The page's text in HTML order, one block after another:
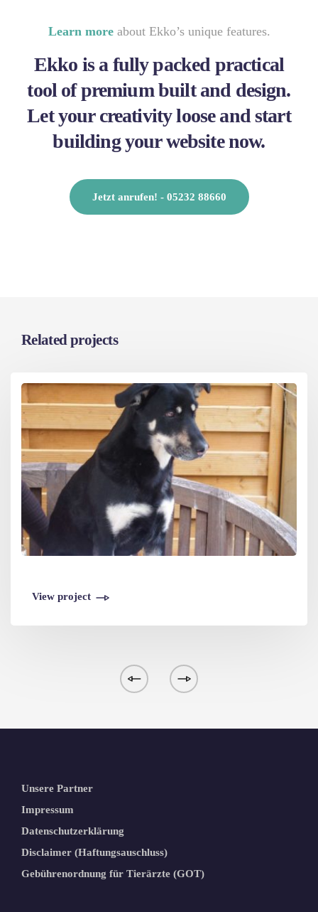
Learn moreabout Ekko’s unique features.
Ekko is a fully packed practical
tool of premium built and design.
Let your creativity loose and start
building your website now.
Jetzt anrufen! - 05232 88660
Related projects
View project
Unsere Partner
Impressum
Datenschutzerklärung
Disclaimer (Haftungsauschluss)
Gebührenordnung für Tierärzte (GOT)